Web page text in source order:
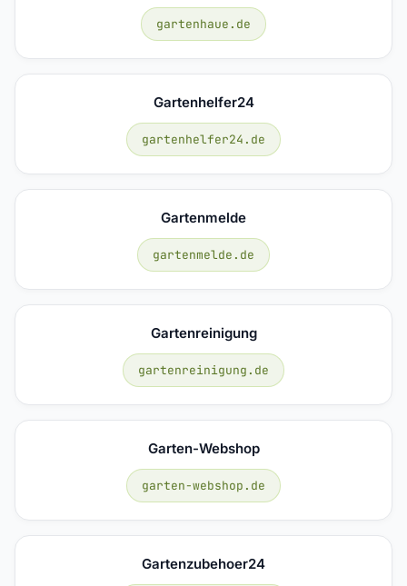
gartenhaue.de
Gartenhelfer24
gartenhelfer24.de
Gartenmelde
gartenmelde.de
Gartenreinigung
gartenreinigung.de
Garten-Webshop
garten-webshop.de
Gartenzubehoer24